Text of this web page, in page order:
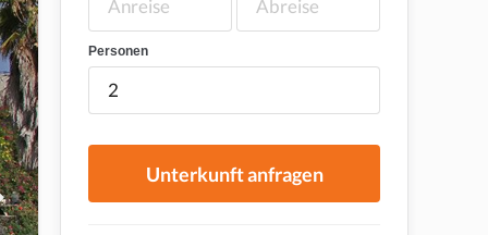
Personen
Unterkunft anfragen